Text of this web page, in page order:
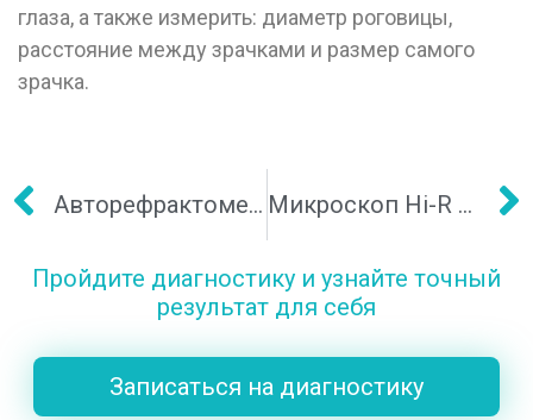
глаза, а также измерить: диаметр роговицы,
расстояние между зрачками и размер самого
зрачка.
Авторефрактометр Plusoptix A09 Микроскоп Hi-R Neo 900A
Пройдите диагностику и узнайте точный
результат для себя
Записаться на диагностику